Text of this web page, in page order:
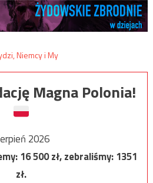
Magna Polonia!
2026
16 500zł, zebraliśmy:1351
zł.